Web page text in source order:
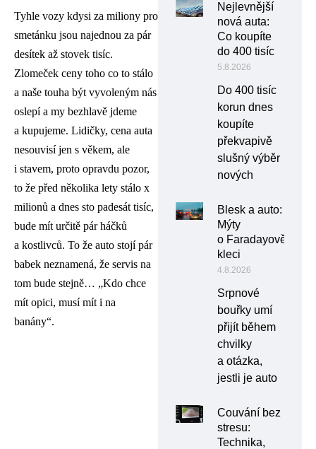
Tyhle vozy kdysi za miliony pro
smetánku jsou najednou za pár
desítek až stovek tisíc.
Zlomeček ceny toho co to stálo
a naše touha být vyvoleným nás
oslepí a my bezhlavě jdeme
a kupujeme. Lidičky, cena auta
nesouvisí jen s věkem, ale
i stavem, proto opravdu pozor,
to že před několika lety stálo x
milionů a dnes sto padesát tisíc,
bude mít určitě pár háčků
a kostlivců. To že auto stojí pár
babek neznamená, že servis na
tom bude stejně… „Kdo chce
mít opici, musí mít i na
banány“.
Nejlevnější
nová auta:
Co koupíte
do 400 tisíc
5.8.2026
Do 400 tisíc
korun dnes
koupíte
překvapivě
slušný výběr
nových
Blesk a auto:
Mýty
o Faradayově
kleci
4.8.2026
Srpnové
bouřky umí
přijít během
chvilky
a otázka,
jestli je auto
Couvání bez
stresu:
Technika,